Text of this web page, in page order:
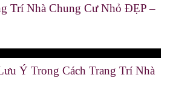
Trí Nhà Chung Cư Nhỏ ĐẸP –
Ý Trong Cách Trang Trí Nhà